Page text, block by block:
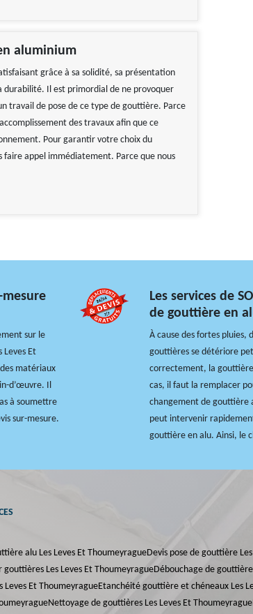
aluminium
grâce à sa solidité, sa présentation
durabilité. Il est primordial de ne provoquer
travail de pose de ce type de gouttière. Parce
des travaux afin que ce
Pour garantir votre choix du
faire appel immédiatement. Parce que nous
sur le
Leves Et
matériaux
d’œuvre. Il
à soumettre
sur-mesure.
Les services de
de gouttière en
À cause des fortes pluies,
gouttières se détériore
correctement, la
cas, il faut la remplacer
changement de gouttière
peut intervenir
gouttière en alu. Ainsi, le
alu Les Leves Et ThoumeyragueDevis pose de gouttière
gouttières Les Leves Et ThoumeyragueDébouchage de
Leves Et ThoumeyragueEtanchéité gouttière et chéneaux Les
Nettoyage de gouttières Les Leves Et Thoumeyrague